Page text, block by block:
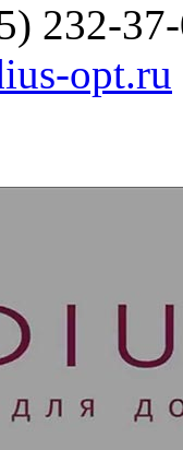
232-
opt.ru